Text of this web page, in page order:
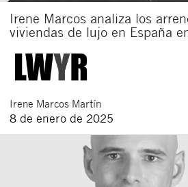
Irene Marcos analiza los
viviendas de lujo en España
Irene Marcos Martín
8 de enero de 2025